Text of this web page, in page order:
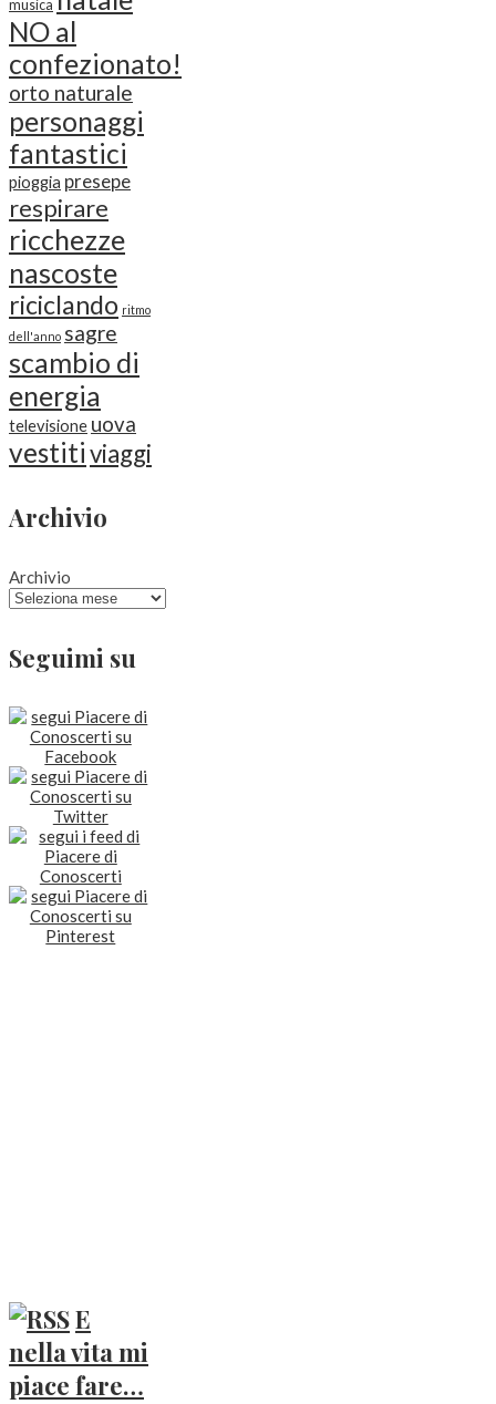
musica
NO al
confezionato!
orto naturale
personaggi
fantastici
pioggia presepe
respirare
ricchezze
nascoste
riciclando ritmo
dell'anno sagre
scambio di
energia
televisione uova
vestitiviaggi
Archivio
Archivio
Seguimi su
E
nella vita mi
piace fare…